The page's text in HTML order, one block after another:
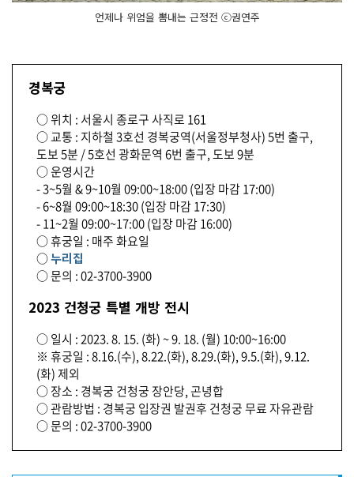
언제나 위엄을 뽐내는 근정전 ⓒ권연주
경복궁
○ 위치 : 서울시 종로구 사직로 161
○ 교통 : 지하철 3호선 경복궁역(서울정부청사) 5번 출구,
도보 5분 / 5호선 광화문역 6번 출구, 도보 9분
○ 운영시간
- 3~5월 & 9~10월 09:00~18:00 (입장 마감 17:00)
- 6~8월 09:00~18:30 (입장 마감 17:30)
- 11~2월 09:00~17:00 (입장 마감 16:00)
○ 휴궁일 : 매주 화요일
○누리집
○ 문의 : 02-3700-3900
2023 건청궁 특별 개방 전시
○ 일시 : 2023. 8. 15. (화) ~ 9. 18. (월) 10:00~16:00
※ 휴궁일 : 8.16.(수), 8.22.(화), 8.29.(화), 9.5.(화), 9.12.
(화) 제외
○ 장소 : 경복궁 건청궁 장안당, 곤녕합
○ 관람방법 : 경복궁 입장권 발권후 건청궁 무료 자유관람
○ 문의 : 02-3700-3900